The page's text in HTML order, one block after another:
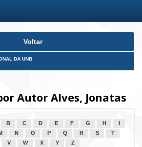
Voltar
DA UNB
Autor Alves, Jonatas
B C D E F G H
N O P Q R S
T
V W X Y Z